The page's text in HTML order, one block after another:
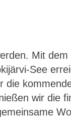
Mit
See
wir die